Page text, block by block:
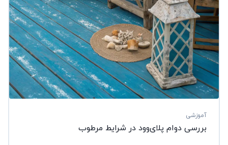
آموزشی
بررسی دوام پلای‌وود در شرایط مرطوب